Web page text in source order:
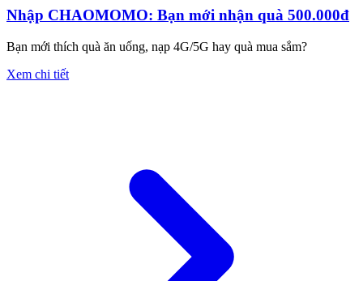
Nhập CHAOMOMO: Bạn mới nhận quà 500.000đ
Bạn mới thích quà ăn uống, nạp 4G/5G hay quà mua sắm?
Xem chi tiết